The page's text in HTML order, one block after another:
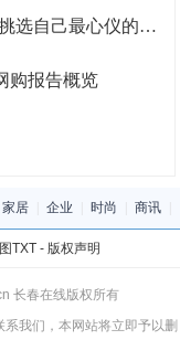
自己最心仪的手机
购报告概览
家居 企业 时尚 商讯
TXT- 版权声明
长春在线版权所有
我们，本网站将立即予以删